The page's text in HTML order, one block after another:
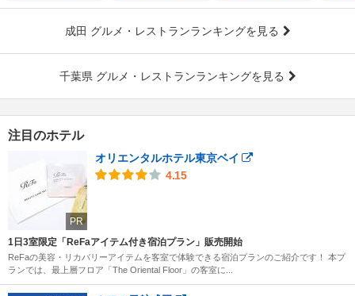
成田 グルメ・レストランランキングを見る
千葉県 グルメ・レストランランキングを見る
注目のホテル
PR
オリエンタルホテル東京ベイ
4.15
1日3室限定「ReFaアイテム付き宿泊プラン」販売開始
ReFaの美容・リカバリーアイテムを客室で体験できる宿泊プランのご紹介です！ 本プ
ランでは、最上層フロア「The Oriental Floor」の客室に...